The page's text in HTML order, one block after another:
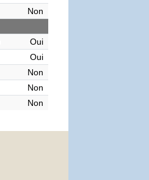
Non
Oui
Oui
Non
Non
Non